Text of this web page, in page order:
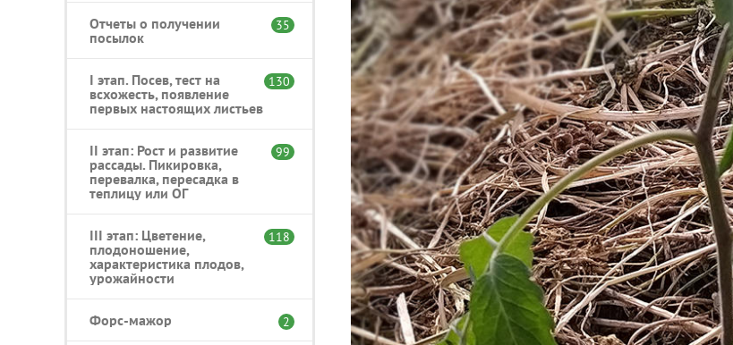
Отчеты о получении
посылок
35
I этап. Посев, тест на
всхожесть, появление
первых настоящих листьев
130
II этап: Рост и развитие
рассады. Пикировка,
перевалка, пересадка в
теплицу или ОГ
99
III этап: Цветение,
плодоношение,
характеристика плодов,
урожайности
118
Форс-мажор 2